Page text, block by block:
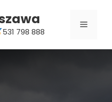
531 798 888
MENU